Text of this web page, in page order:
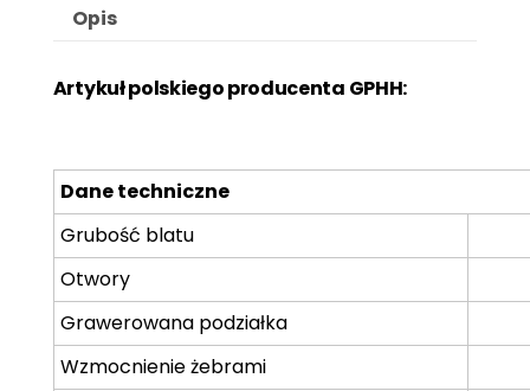
Opis
Artykułpolskiego producenta GPHH:
Dane techniczne
Grubość blatu
Otwory
Grawerowana podziałka
Wzmocnienie żebrami